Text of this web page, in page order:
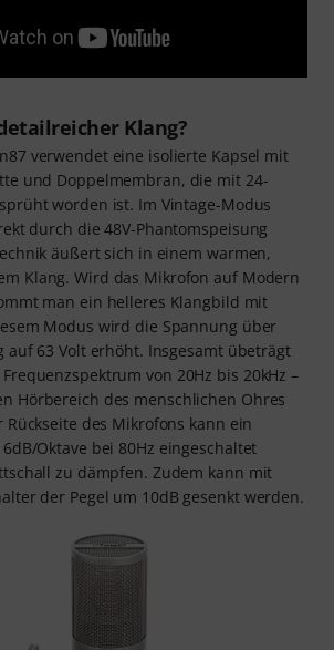
Klang?
verwendet eine isolierte Kapsel mit
und Doppelmembran, die mit 24-
worden ist. Im Vintage-Modus
durch die 48V-Phantomspeisung
äußert sich in einem warmen,
Klang. Wird das Mikrofon auf Modern
man ein helleres Klangbild mit
Modus wird die Spannung über
auf 63 Volt erhöht. Insgesamt übeträgt
von 20Hz bis 20kHz –
Hörbereich des menschlichen Ohres
des Mikrofons kann ein
Oktave bei 80Hz eingeschaltet
zu dämpfen. Zudem kann mit
der Pegel um 10dB gesenkt werden.